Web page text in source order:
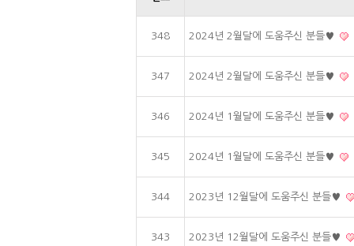
348 2024년 2월달에 도움주신 분들♥
347 2024년 2월달에 도움주신 분들♥
346 2024년 1월달에 도움주신 분들♥
345 2024년 1월달에 도움주신 분들♥
344 2023년 12월달에 도움주신 분들♥
343 2023년 12월달에 도움주신 분들♥